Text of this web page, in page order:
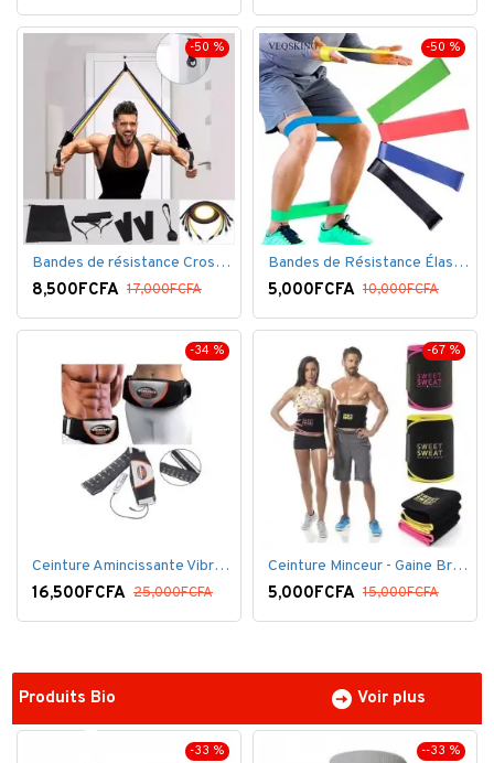
-50 %
Bandes de résistance Crossfit pour la remise en forme - 11 pièces/ensemble - Élastique- Caoutchouc
8,500FCFA 17,000FCFA
-50 %
Bandes de Résistance Élastique Latex pour Salle de Gym, Exercice, Yoga, Pilâtes, Kinésithérapie, Rééducation
5,000FCFA 10,000FCFA
-34 %
Ceinture Amincissante Vibro - Noir
16,500FCFA 25,000FCFA
-67 %
Ceinture Minceur - Gaine Brûlante - Ventre plat
5,000FCFA 15,000FCFA
Produits Bio Voir plus
-33 % --33 %